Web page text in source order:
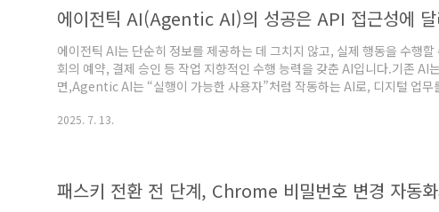
에이전틱 AI(Agentic AI)의 성공은 API 접근성에
에이전틱 AI는 단순히 정보를 제공하는 데 그치지 않고, 실제 행동을 수행
회의 예약, 결제 승인 등 작업 지향적인 수행 능력을 갖춘 AI입니다.기존 AI
면,Agentic AI는 “실행이 가능한 사용자”처럼 작동하는 AI로, 디지털 업무
로 API(Application Programming Interface)입니다.🛠️ 행동 수행 수단:
2025. 7. 13.
패스키 전환 전 단계, Chrome 비밀번호 변경 자